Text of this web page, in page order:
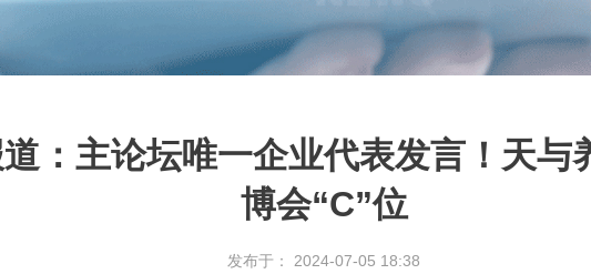
：主论坛唯一企业代表发言！天与
博会“C”位
发布于： 2024-07-05 18:38